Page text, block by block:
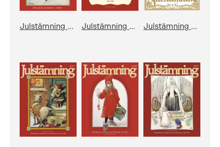
Julstämning 2022 Julstämning 2006 Julstämning 2006 - jubileumsutgåva